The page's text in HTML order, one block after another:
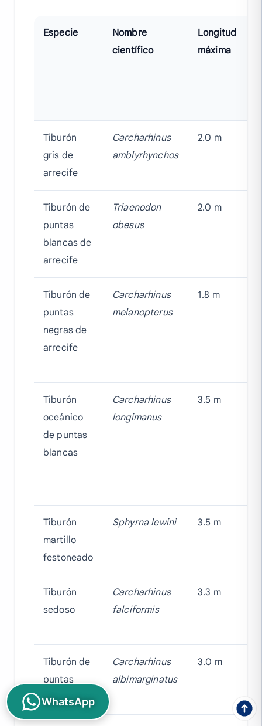
Especie
Nombre
científico
Longitud
máxima
Tiburón
gris de
arrecife
Carcharhinus
amblyrhynchos
2.0 m
Tiburón de
puntas
blancas de
arrecife
Triaenodon
obesus
2.0 m
Tiburón de
puntas
negras de
arrecife
Carcharhinus
melanopterus
1.8 m
Tiburón
oceánico
de puntas
blancas
Carcharhinus
longimanus
3.5 m
Tiburón
martillo
festoneado
Sphyrna lewini 3.5 m
Tiburón
sedoso
Carcharhinus
falciformis
3.3 m
Tiburón de
puntas
plateadas
Carcharhinus
albimarginatus
3.0 m
WhatsApp